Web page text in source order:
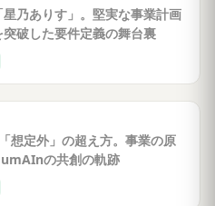
乃ありす」。堅実な事業計画
破した要件定義の舞台裏
想定外」の超え方。事業の原
の共創の軌跡